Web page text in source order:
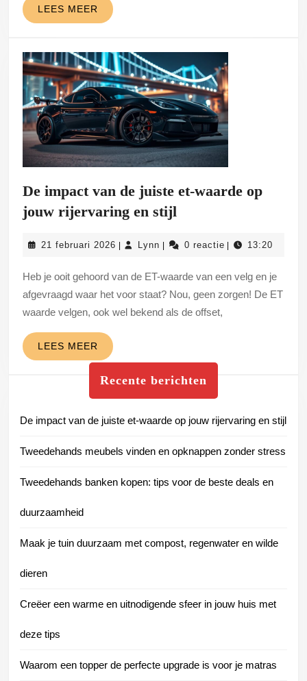
LEES MEER LEES
MEER
De impact van de juiste et-waarde op
jouw rijervaring en stijl
van
de
juiste
et-
jouw
rijervaring
en
21 februari 2026 21
2026
Lynn Lynn 0 reactie 13:20
Heb je ooit gehoord van de ET-waarde van een velg en je
afgevraagd waar het voor staat? Nou, geen zorgen! De ET
waarde velgen, ook wel bekend als de offset,
LEES MEER LEES
MEER
Recente berichten
De impact van de juiste et-waarde op jouw rijervaring en stijl
Tweedehands meubels vinden en opknappen zonder stress
Tweedehands banken kopen: tips voor de beste deals en
duurzaamheid
Maak je tuin duurzaam met compost, regenwater en wilde
dieren
Creëer een warme en uitnodigende sfeer in jouw huis met
deze tips
Waarom een topper de perfecte upgrade is voor je matras